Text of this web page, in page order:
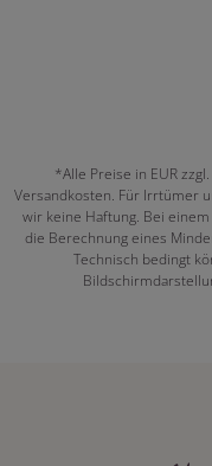
*Alle Preise in EUR
Versandkosten. Für Irrtümer
wir keine Haftung. Bei
die Berechnung eines
Technisch bedingt